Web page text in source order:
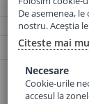
De asemenea,
nostru. Aceștia
Citeste mai
Necesare
Cookie-urile
accesul la